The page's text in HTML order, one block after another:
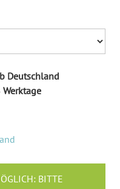
Deutschland
BITTE